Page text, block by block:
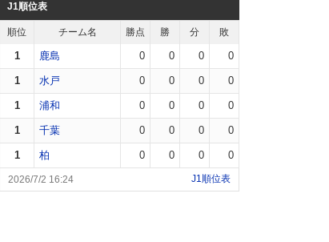
J1順位表
順位 チーム名 勝点 勝 分 敗
1 鹿島 0 0 0 0
1 水戸 0 0 0 0
1 浦和 0 0 0 0
1 千葉 0 0 0 0
1 柏 0 0 0 0
2026/7/2 16:24 J1順位表